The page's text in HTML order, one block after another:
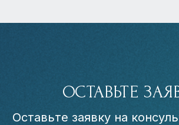
ОСТАВЬТЕ
Оставьте заявку на